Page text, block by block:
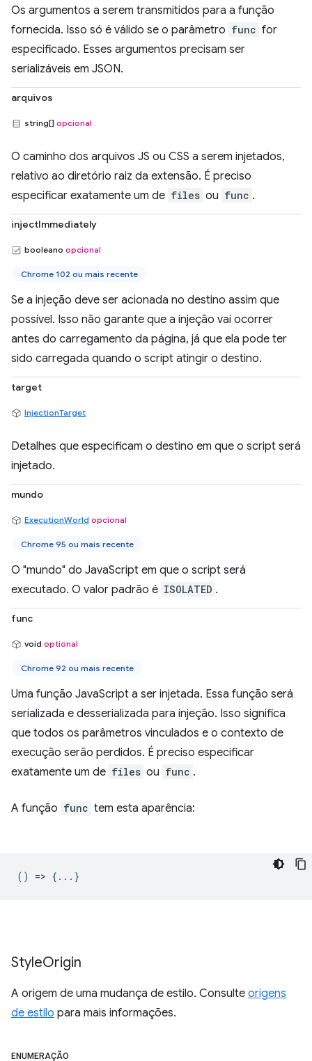
Os argumentos a serem transmitidos para a função
fornecida. Isso só é válido se o parâmetro func for
especificado. Esses argumentos precisam ser
serializáveis em JSON.
arquivos
string[] opcional
O caminho dos arquivos JS ou CSS a serem injetados,
relativo ao diretório raiz da extensão. É preciso
especificar exatamente um de files ou func .
injectImmediately
booleano opcional
Chrome 102 ou mais recente
Se a injeção deve ser acionada no destino assim que
possível. Isso não garante que a injeção vai ocorrer
antes do carregamento da página, já que ela pode ter
sido carregada quando o script atingir o destino.
target
InjectionTarget
Detalhes que especificam o destino em que o script será
injetado.
mundo
ExecutionWorld opcional
Chrome 95 ou mais recente
O "mundo" do JavaScript em que o script será
executado. O valor padrão é ISOLATED .
func
void optional
Chrome 92 ou mais recente
Uma função JavaScript a ser injetada. Essa função será
serializada e desserializada para injeção. Isso significa
que todos os parâmetros vinculados e o contexto de
execução serão perdidos. É preciso especificar
exatamente um de files ou func .
A função func tem esta aparência:
() => {...}
StyleOrigin
A origem de uma mudança de estilo. Consulte origens
de estilo para mais informações.
ENUMERAÇÃO